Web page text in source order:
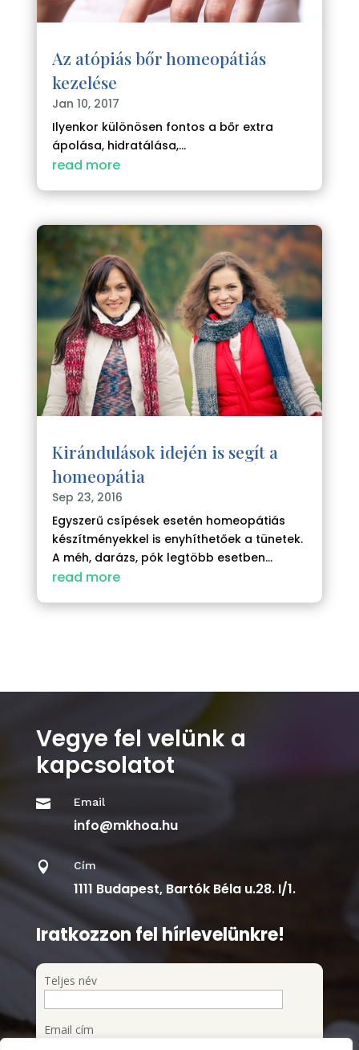
Az atópiás bőr homeopátiás
kezelése
Jan 10, 2017
Ilyenkor különösen fontos a bőr extra
ápolása, hidratálása,...
read more
Kirándulások idején is segít a
homeopátia
Sep 23, 2016
Egyszerű csípések esetén homeopátiás
készítményekkel is enyhíthetőek a tünetek.
A méh, darázs, pók legtöbb esetben...
read more
Vegye fel velünk a
kapcsolatot
 Email
info@mkhoa.hu
 Cím
1111 Budapest, Bartók Béla u.28. I/1.
Iratkozzon fel hírlevelünkre!
Teljes név
Email cím